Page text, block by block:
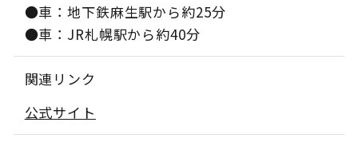
●車：地下鉄麻生駅から約25分
●車：JR札幌駅から約40分
関連リンク
公式サイト